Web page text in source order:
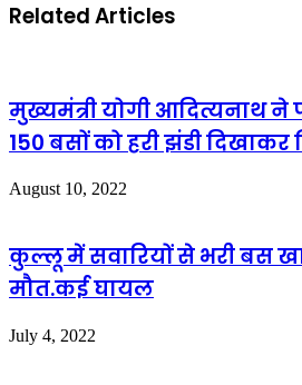
Related Articles
मुख्यमंत्री योगी आदित्यनाथ
150 बसों को हरी झंडी दिखाकर
August 10, 2022
कुल्लू में सवारियों से भरी बस
मौत.कई घायल
July 4, 2022